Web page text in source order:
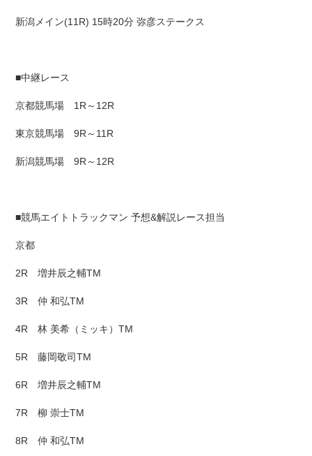
新潟メイン(11R) 15時20分 弥彦ステークス
■中継レース
京都競馬場 1R～12R
東京競馬場 9R～11R
新潟競馬場 9R～12R
■競馬エイトトラックマン 予想&解説レース担当
京都
2R 増井辰之輔TM
3R 仲 和弘TM
4R 林 美希（ミッキ）TM
5R 藤岡敬司TM
6R 増井辰之輔TM
7R 柳 崇士TM
8R 仲 和弘TM